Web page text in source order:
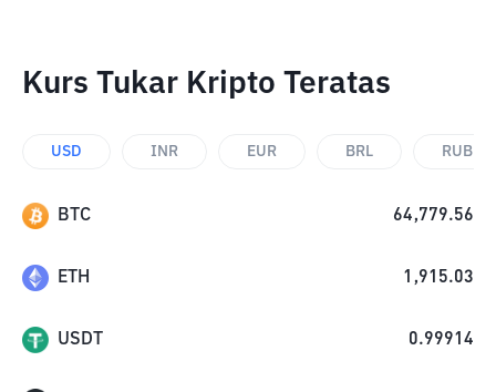
Kurs Tukar Kripto Teratas
USD INR EUR BRL RUB
BTC 64,779.56
ETH 1,915.03
USDT 0.99914